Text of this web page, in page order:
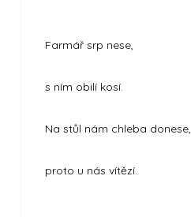
Farmář srp nese,
s ním obilí kosí.
Na stůl nám chleba donese,
proto u nás vítězí.